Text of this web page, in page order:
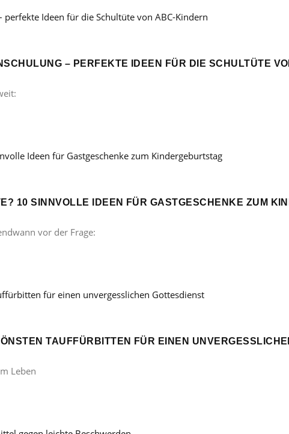
– PERFEKTE IDEEN FÜR DIE SCHULTÜTE
10 SINNVOLLE IDEEN FÜR GASTGESCHENKE ZUM
vor der Frage:
TAUFFÜRBITTEN FÜR EINEN
Leben